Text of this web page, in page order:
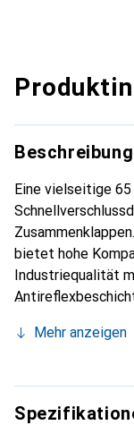
Beschreibung
Eine vielseitige
bietet hohe
Industriequalität
Lieferumfang sind
Mehr anzeigen